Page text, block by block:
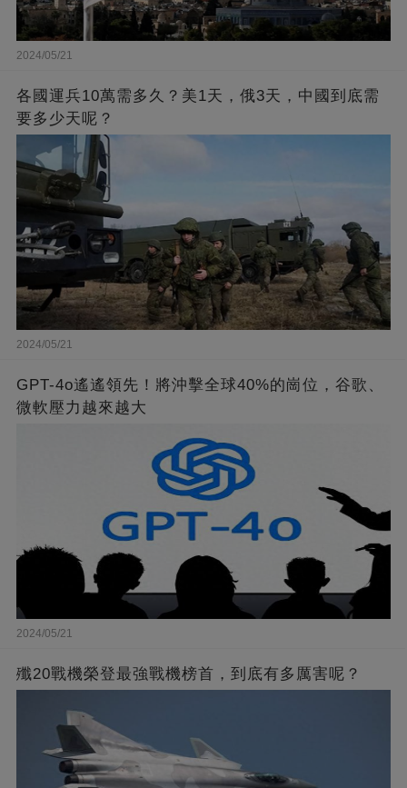
2024/05/21
各國運兵10萬需多久？美1天，俄3天，中國到底需
要多少天呢？
2024/05/21
GPT-4o遙遙領先！將沖擊全球40%的崗位，谷歌、
微軟壓力越來越大
2024/05/21
殲20戰機榮登最強戰機榜首，到底有多厲害呢？